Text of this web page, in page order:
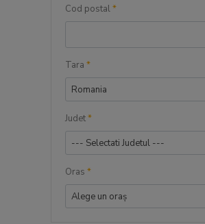
Cod postal*
Tara *
Romania
Judet*
--- Selectati Judetul ---
Oras *
Alege un oraș